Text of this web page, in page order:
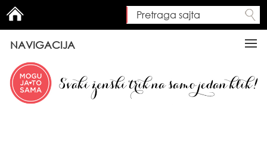
Search form
Pretraga sajta
NAVIGACIJA